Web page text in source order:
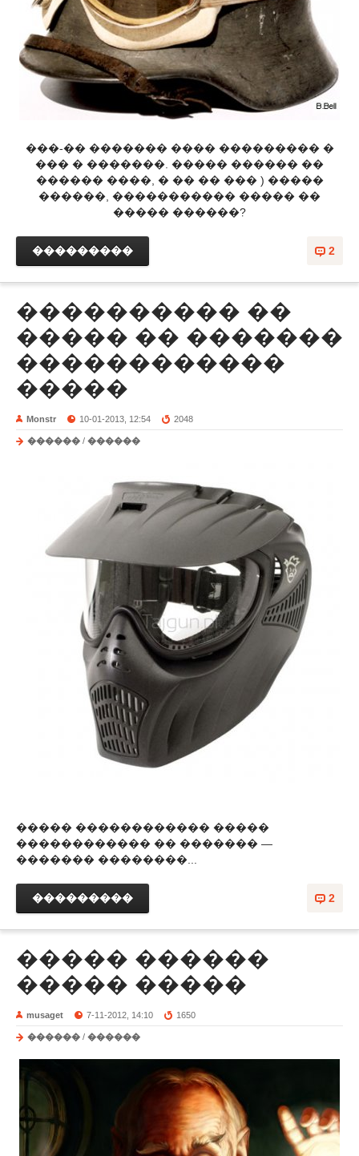
���-�� ������� ���� ��������� �
��� � �������. ����� ������ ��
������ ����, � �� �� ��� ) �����
������, ����������� ����� ��
����� ������?
2
���������
���������� ��
����� �� �������
������������
�����
Monstr 10-01-2013, 12:54 2048
������ / ������
����� ������������ �����
������������ �� ������� —
������� ��������...
2
���������
����� ������
����� �����
musaget 7-11-2012, 14:10 1650
������ / ������